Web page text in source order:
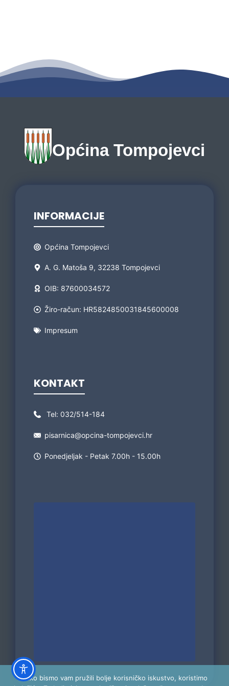
Općinski načelnik
Općina Tompojevci
INFORMACIJE
Općina Tompojevci
A. G. Matoša 9, 32238 Tompojevci
OIB: 87600034572
Žiro-račun: HR5824850031845600008
Impresum
KONTAKT
Tel: 032/514-184
pisarnica@opcina-tompojevci.hr
Ponedjeljak - Petak 7.00h - 15.00h
Kako bismo vam pružili bolje korisničko iskustvo, koristimo